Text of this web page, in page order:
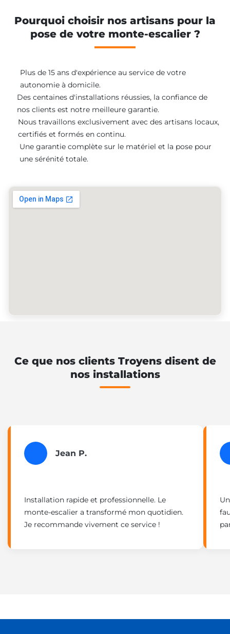
Pourquoi choisir nos artisans pour la
pose de votre monte-escalier ?
Plus de 15 ans d'expérience au service de votre
autonomie à domicile.
Des centaines d'installations réussies, la confiance de
nos clients est notre meilleure garantie.
Nous travaillons exclusivement avec des artisans locaux,
certifiés et formés en continu.
Une garantie complète sur le matériel et la pose pour
une sérénité totale.
Ce que nos clients Troyens disent de
nos installations
Jean P.
Installation rapide et professionnelle. Le
monte-escalier a transformé mon quotidien.
Je recommande vivement ce service !